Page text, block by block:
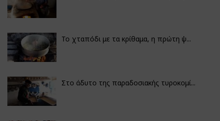
Το χταπόδι με τα κρίθαμα, η πρώτη ψ...
Στο άδυτο της παραδοσιακής τυροκομί...